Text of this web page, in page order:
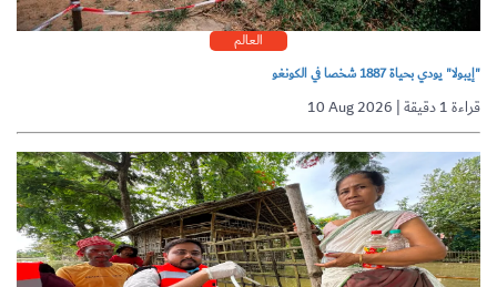
العالم
"إيبولا" يودي بحياة 1887 شخصا في الكونغو
10 Aug 2026 | قراءة 1 دقيقة